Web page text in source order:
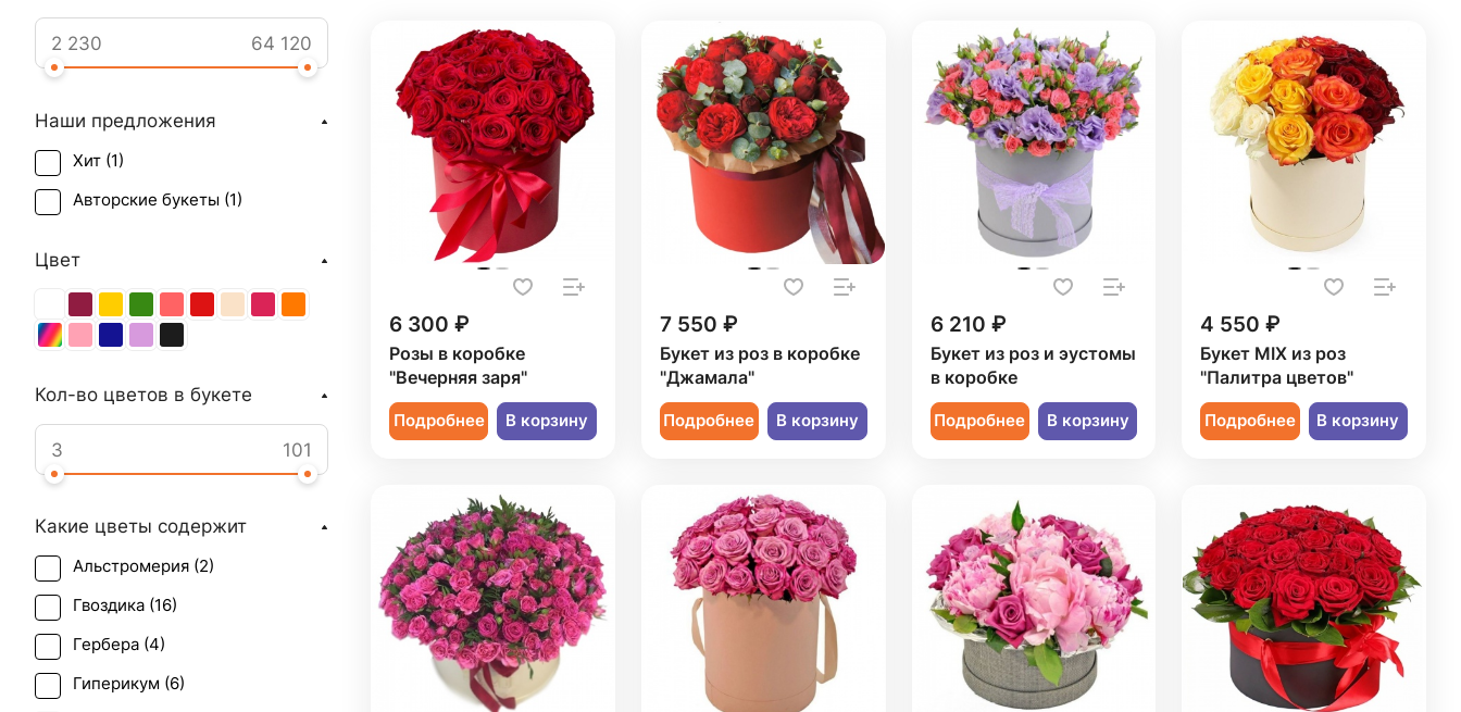
6 300 ₽
Розы в коробке
"Вечерняя заря"
Подробнее В корзину
7 550 ₽
Букет из роз в коробке
"Джамала"
Подробнее В корзину
6 210 ₽
Букет из роз и эустомы
в коробке
Подробнее В корзину
4 550 ₽
Букет MIX из роз
"Палитра цветов"
Подробнее В корзину
Наши предложения
Хит (1)
Авторские букеты (1)
Цвет
Кол-во цветов в букете
Какие цветы содержит
Альстромерия (2)
Гвоздика (16)
Гербера (4)
Гиперикум (6)